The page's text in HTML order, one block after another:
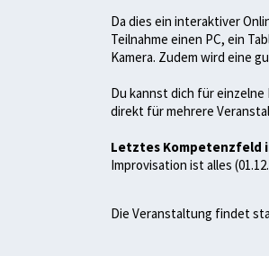
Da dies ein interaktiver
Teilnahme einen PC, ein
Kamera. Zudem wird eine
Du kannst dich für
direkt für mehrere
Letztes Kompetenzfeld
Improvisation ist alles
Die Veranstaltung findet